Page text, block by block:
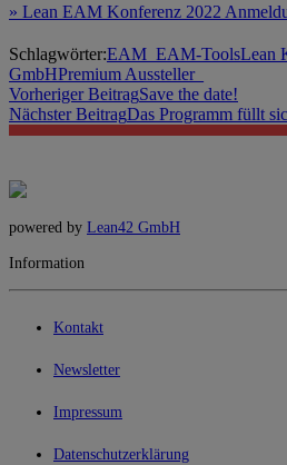
» Lean EAM Konferenz 2022
Schlagwörter:EAM_ EAM-ToolsLean
GmbHPremium Aussteller_
Vorheriger BeitragSave the date!
Nächster BeitragDas Programm füllt
powered by Lean42 GmbH
Information
Kontakt
Newsletter
Impressum
Datenschutzerklärung